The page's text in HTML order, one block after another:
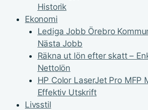
Historik
Ekonomi
Lediga Jobb Örebro
Nästa Jobb
Räkna ut lön efter skatt –
Nettolön
HP Color LaserJet Pro MFP
Effektiv Utskrift
Livsstil